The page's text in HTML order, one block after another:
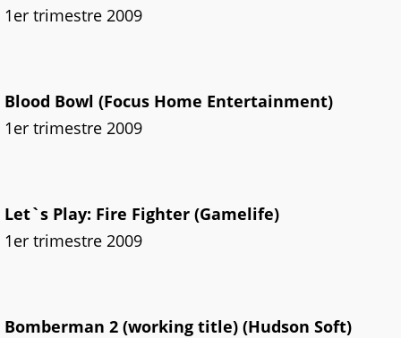
1er trimestre 2009
Blood Bowl (Focus Home Entertainment)
1er trimestre 2009
Let`s Play: Fire Fighter (Gamelife)
1er trimestre 2009
Bomberman 2 (working title) (Hudson Soft)